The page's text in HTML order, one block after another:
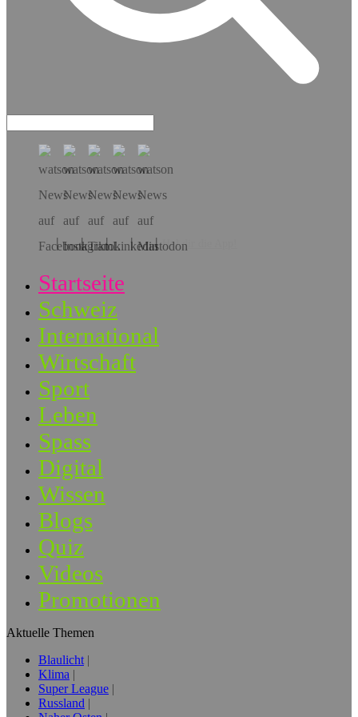
Hol dir die App!
Startseite
Schweiz
International
Wirtschaft
Sport
Leben
Spass
Digital
Wissen
Blogs
Quiz
Videos
Promotionen
Aktuelle Themen
Blaulicht
Klima
Super League
Russland